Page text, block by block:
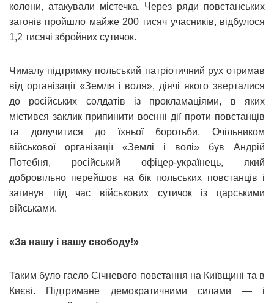
колони, атакували містечка. Через ряди повстанських
загонів пройшло майже 200 тисяч учасників, відбулося
1,2 тисячі збройних сутичок.
Чималу підтримку польський патріотичний рух отримав
від організації «Земля і воля», діячі якого зверталися
до російських солдатів із прокламаціями, в яких
містився заклик припинити воєнні дії проти повстанців
та долучитися до їхньої боротьби. Очільником
військової організації «Землі і волі» був Андрій
Потебня, російський офіцер-українець, який
добровільно перейшов на бік польських повстанців і
загинув під час військових сутичок із царськими
військами.
«За нашу і вашу свободу!»
Таким було гасло Січневого повстання на Київщині та в
Києві. Підтримане демократичними силами — і